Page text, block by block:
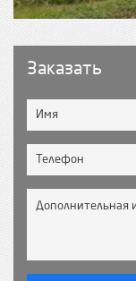
Заказать